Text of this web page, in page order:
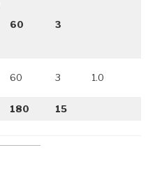
60 3
60 3 1.0
180 15